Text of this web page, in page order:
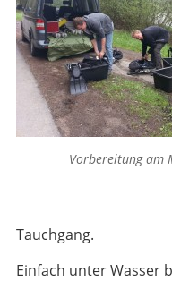
Vorbereitung am
Tauchgang.
Einfach unter Wasser